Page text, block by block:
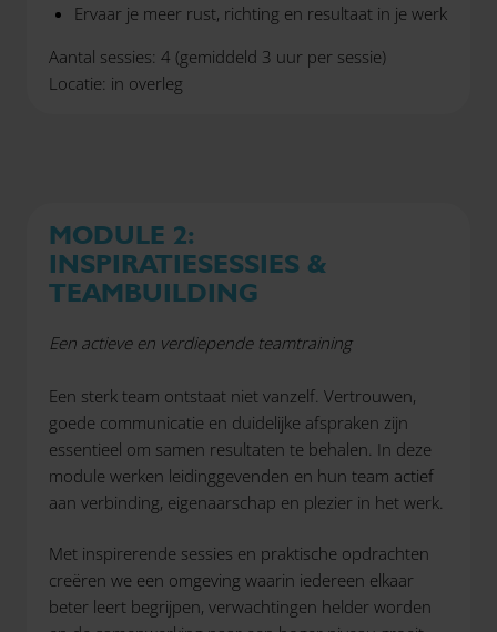
Ervaar je meer rust, richting en resultaat in je werk
Aantal sessies: 4 (gemiddeld 3 uur per sessie)
Locatie: in overleg
MODULE 2:
INSPIRATIESESSIES &
TEAMBUILDING
Een actieve en verdiepende teamtraining
Een sterk team ontstaat niet vanzelf. Vertrouwen,
goede communicatie en duidelijke afspraken zijn
essentieel om samen resultaten te behalen. In deze
module werken leidinggevenden en hun team actief
aan verbinding, eigenaarschap en plezier in het werk.
Met inspirerende sessies en praktische opdrachten
creëren we een omgeving waarin iedereen elkaar
beter leert begrijpen, verwachtingen helder worden